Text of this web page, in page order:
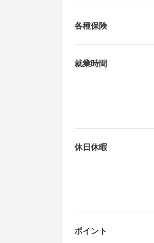
各種保険
就業時間
休日休暇
ポイント